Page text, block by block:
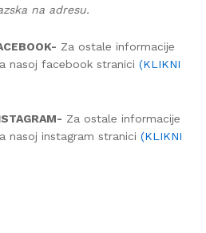
na adresu.
Za ostale informacije
nasoj facebook stranici (KLIKNI
Za ostale informacije
nasoj instagram stranici (KLIKNI